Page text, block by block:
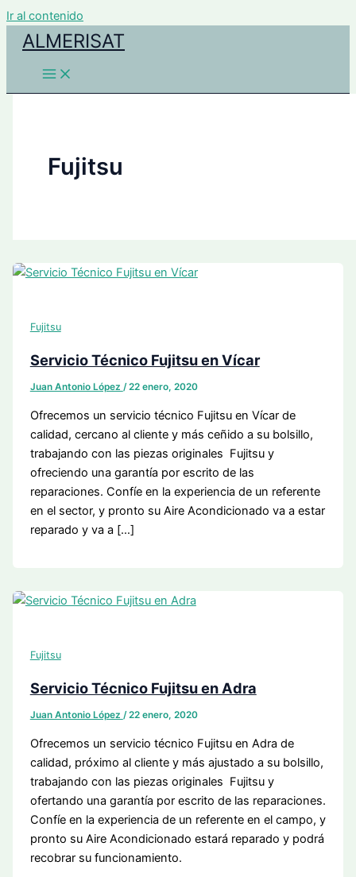
Ir al contenido
ALMERISAT
Fujitsu
Fujitsu
Servicio Técnico Fujitsu en Vícar
Juan Antonio López /22 enero, 2020
Ofrecemos un servicio técnico Fujitsu en Vícar de
calidad, cercano al cliente y más ceñido a su bolsillo,
trabajando con las piezas originales Fujitsu y
ofreciendo una garantía por escrito de las
reparaciones. Confíe en la experiencia de un referente
en el sector, y pronto su Aire Acondicionado va a estar
reparado y va a […]
Fujitsu
Servicio Técnico Fujitsu en Adra
Juan Antonio López /22 enero, 2020
Ofrecemos un servicio técnico Fujitsu en Adra de
calidad, próximo al cliente y más ajustado a su bolsillo,
trabajando con las piezas originales Fujitsu y
ofertando una garantía por escrito de las reparaciones.
Confíe en la experiencia de un referente en el campo, y
pronto su Aire Acondicionado estará reparado y podrá
recobrar su funcionamiento.